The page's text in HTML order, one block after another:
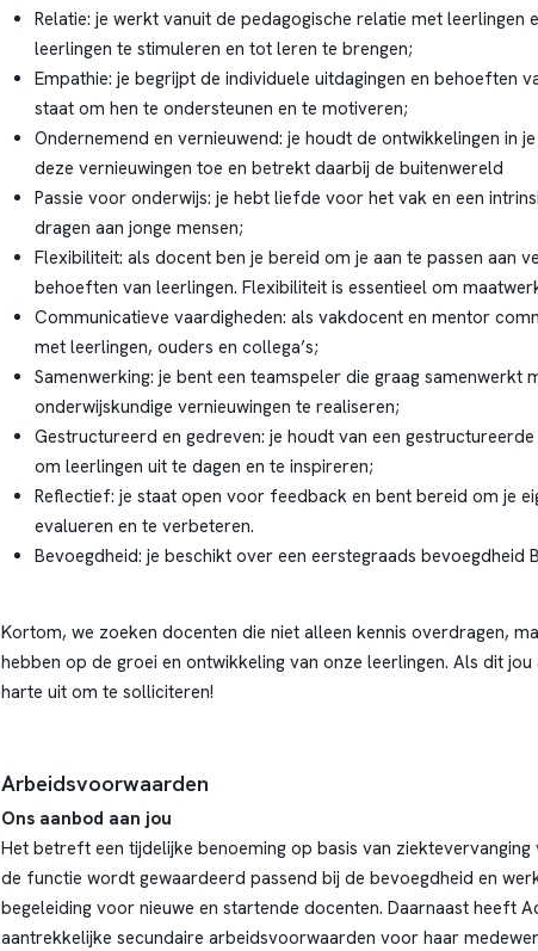
Relatie: je werkt vanuit de pedagogische relatie met leerlingen
leerlingen te stimuleren en tot leren te brengen;
Empathie: je begrijpt de individuele uitdagingen en behoeften
staat om hen te ondersteunen en te motiveren;
Ondernemend en vernieuwend: je houdt de ontwikkelingen in
deze vernieuwingen toe en betrekt daarbij de buitenwereld
Passie voor onderwijs: je hebt liefde voor het vak en een
dragen aan jonge mensen;
Flexibiliteit: als docent ben je bereid om je aan te passen aan
behoeften van leerlingen. Flexibiliteit is essentieel om
Communicatieve vaardigheden: als vakdocent en mentor
met leerlingen, ouders en collega’s;
Samenwerking: je bent een teamspeler die graag samenwerkt
onderwijskundige vernieuwingen te realiseren;
Gestructureerd en gedreven: je houdt van een
om leerlingen uit te dagen en te inspireren;
Reflectief: je staat open voor feedback en bent bereid om je
evalueren en te verbeteren.
Bevoegdheid: je beschikt over een eerstegraads bevoegdheid
Kortom, we zoeken docenten die niet alleen kennis overdragen,
hebben op de groei en ontwikkeling van onze leerlingen. Als dit
harte uit om te solliciteren!
Arbeidsvoorwaarden
Ons aanbod aan jou
Het betreft een tijdelijke benoeming op basis van
de functie wordt gewaardeerd passend bij de bevoegdheid en
begeleiding voor nieuwe en startende docenten. Daarnaast heeft
aantrekkelijke secundaire arbeidsvoorwaarden voor haar